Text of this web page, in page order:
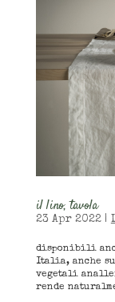
il lino, tavola
23 Apr 2022|
disponibili
Italia, anche
vegetali
rende